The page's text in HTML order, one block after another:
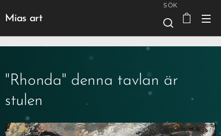
Mias art
SÖK
"Rhonda" denna tavlan är
stulen